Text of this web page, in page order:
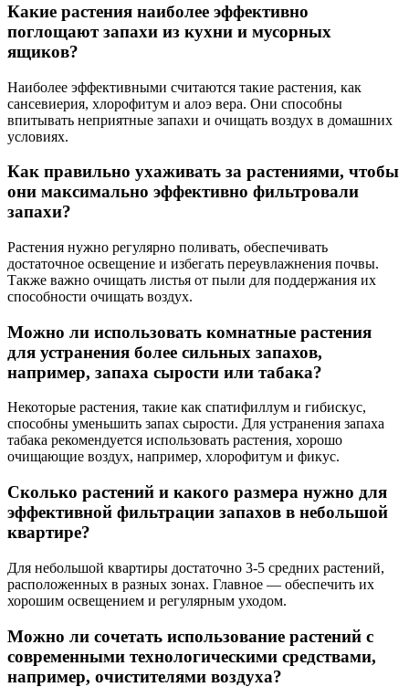
Какие растения наиболее эффективно
поглощают запахи из кухни и мусорных
ящиков?
Наиболее эффективными считаются такие растения, как
сансевиерия, хлорофитум и алоэ вера. Они способны
впитывать неприятные запахи и очищать воздух в домашних
условиях.
Как правильно ухаживать за растениями, чтобы
они максимально эффективно фильтровали
запахи?
Растения нужно регулярно поливать, обеспечивать
достаточное освещение и избегать переувлажнения почвы.
Также важно очищать листья от пыли для поддержания их
способности очищать воздух.
Можно ли использовать комнатные растения
для устранения более сильных запахов,
например, запаха сырости или табака?
Некоторые растения, такие как спатифиллум и гибискус,
способны уменьшить запах сырости. Для устранения запаха
табака рекомендуется использовать растения, хорошо
очищающие воздух, например, хлорофитум и фикус.
Сколько растений и какого размера нужно для
эффективной фильтрации запахов в небольшой
квартире?
Для небольшой квартиры достаточно 3-5 средних растений,
расположенных в разных зонах. Главное — обеспечить их
хорошим освещением и регулярным уходом.
Можно ли сочетать использование растений с
современными технологическими средствами,
например, очистителями воздуха?